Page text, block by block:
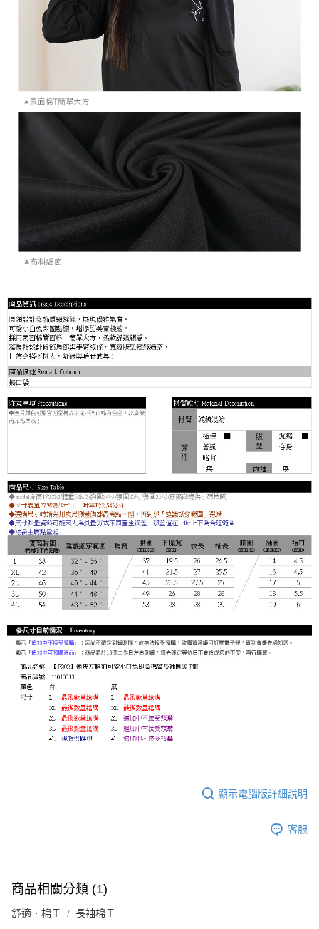
顯示電腦版詳細說明
客服
商品相關分類 (1)
舒適．棉Ｔ 長袖棉Ｔ